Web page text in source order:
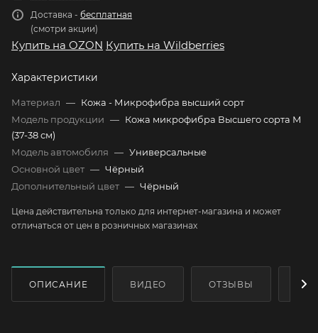
Доставка - бесплатная
(смотри акции)
Купить на OZON Купить на Wildberries
Характеристики
Материал — Кожа - Микрофибра высший сорт
Модель продукции — Кожа микрофибра Высшего сорта М
(37-38 см)
Модель автомобиля — Универсальные
Основной цвет — Чёрный
Дополнительный цвет — Чёрный
Цена действительна только для интернет-магазина и может
отличаться от цен в розничных магазинах
ОПИСАНИЕ ВИДЕО ОТЗЫВЫ